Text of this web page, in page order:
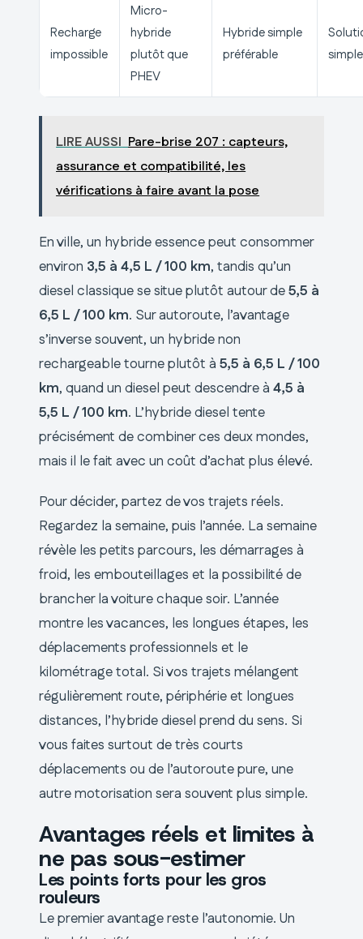
Recharge
impossible
Micro-
hybride
plutôt que
PHEV
Hybride simple
préférable
simple
LIRE AUSSI Pare-brise 207 : capteurs,
assurance et compatibilité, les
vérifications à faire avant la pose
En ville, un hybride essence peut consommer
environ 3,5 à 4,5 L / 100 km, tandis qu’un
diesel classique se situe plutôt autour de5,5 à
6,5 L / 100 km. Sur autoroute, l’avantage
s’inverse souvent, un hybride non
rechargeable tourne plutôt à 5,5 à 6,5 L / 100
km, quand un diesel peut descendre à 4,5 à
5,5 L / 100 km. L’hybride diesel tente
précisément de combiner ces deux mondes,
mais il le fait avec un coût d’achat plus élevé.
Pour décider, partez de vos trajets réels.
Regardez la semaine, puis l’année. La semaine
révèle les petits parcours, les démarrages à
froid, les embouteillages et la possibilité de
brancher la voiture chaque soir. L’année
montre les vacances, les longues étapes, les
déplacements professionnels et le
kilométrage total. Si vos trajets mélangent
régulièrement route, périphérie et longues
distances, l’hybride diesel prend du sens. Si
vous faites surtout de très courts
déplacements ou de l’autoroute pure, une
autre motorisation sera souvent plus simple.
Avantages réels et limites à
ne pas sous-estimer
Les points forts pour les gros
rouleurs
Le premier avantage reste l’autonomie. Un